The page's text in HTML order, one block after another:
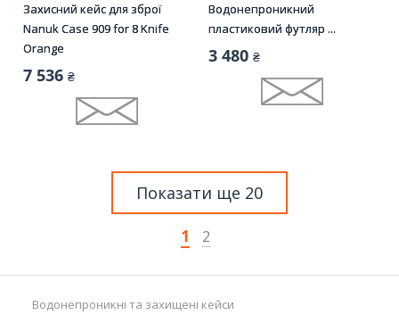
Захисний кейс для зброї
Nanuk Case 909 for 8 Knife
Orange
7 536 ₴
Водонепроникний
пластиковий футляр ...
3 480 ₴
Показати ще 20
1
2
Водонепроникні та захищені кейси